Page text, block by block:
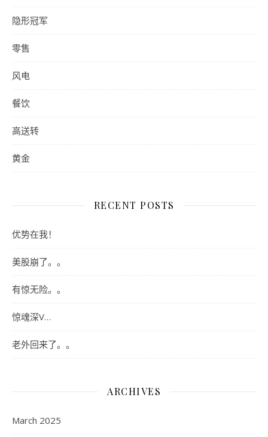
隐形冠军
零售
风电
餐饮
高送转
黄金
RECENT POSTS
优势在我！
美股崩了。。
有惊无险。。
惊魂深V…
老外回来了。。
ARCHIVES
March 2025